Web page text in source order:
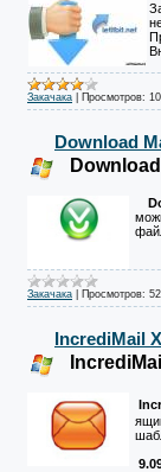
Закачака Просмотров:
Download
Закачака Просмотров:
IncrediMail